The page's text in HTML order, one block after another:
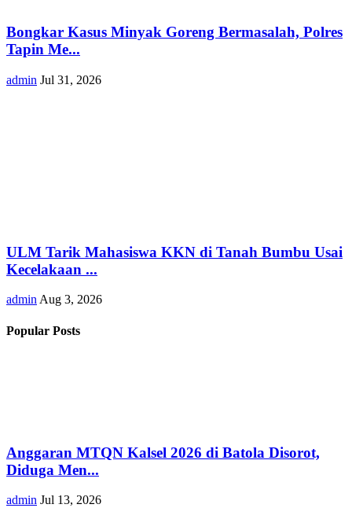
Bongkar Kasus Minyak Goreng Bermasalah, Polres
Tapin Me...
admin Jul 31, 2026
ULM Tarik Mahasiswa KKN di Tanah Bumbu Usai
Kecelakaan ...
adminAug 3, 2026
Popular Posts
Anggaran MTQN Kalsel 2026 di Batola Disorot,
Diduga Men...
admin Jul 13, 2026